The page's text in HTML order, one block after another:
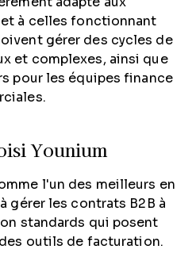
et à celles fonctionnant
gérer des cycles de
et complexes, ainsi que
pour les équipes finance
Younium
l'un des meilleurs en
gérer les contrats B2B à
standards qui posent
outils de facturation.